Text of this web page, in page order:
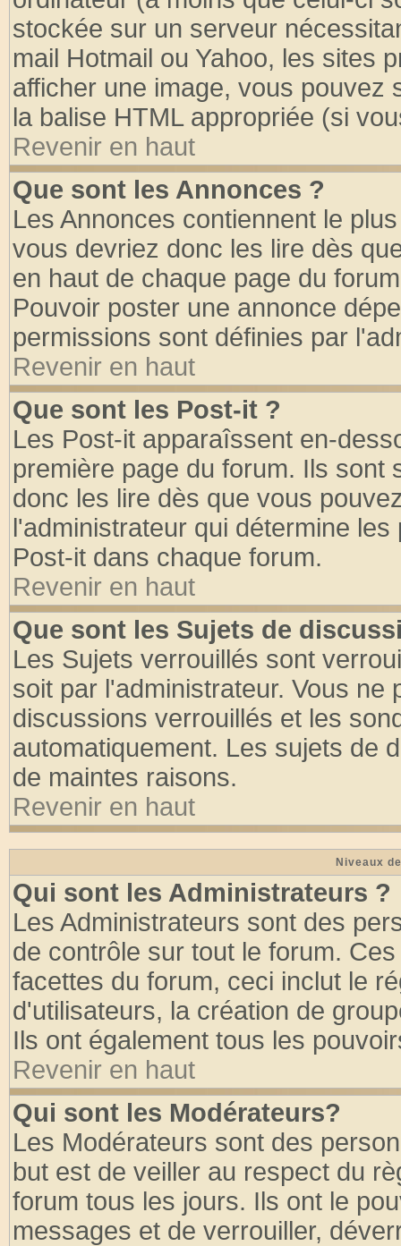
stockée sur un serveur
mail Hotmail ou Yahoo, les sites
afficher une image, vous pouvez
la balise HTML appropriée (si
Revenir en haut
Que sont les Annonces ?
Les Annonces contiennent le
vous devriez donc les lire dès
en haut de chaque page du
Pouvoir poster une annonce
permissions sont définies par
Revenir en haut
Que sont les Post-it ?
Les Post-it apparaîssent en-
première page du forum. Ils
donc les lire dès que vous
l'administrateur qui détermine
Post-it dans chaque forum.
Revenir en haut
Que sont les Sujets de
Les Sujets verrouillés sont
soit par l'administrateur. Vous
discussions verrouillés et les
automatiquement. Les sujets de
de maintes raisons.
Revenir en haut
Niveaux
Qui sont les Administrateurs ?
Les Administrateurs sont des
de contrôle sur tout le forum.
facettes du forum, ceci inclut le
d'utilisateurs, la création de
Ils ont également tous les
Revenir en haut
Qui sont les Modérateurs?
Les Modérateurs sont des
but est de veiller au respect du
forum tous les jours. Ils ont le
messages et de verrouiller,